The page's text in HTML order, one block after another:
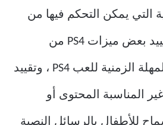
التي يمكن التحكم فيها من
قبل آباء الأطفال لتقييد بعض ميزات PS4 من
الأطفال مثل تقييد المهلة الزمنية للعب PS4 ، وتقييد
المناسبة المحتوى أو
للأطفال بالرسائل النصية